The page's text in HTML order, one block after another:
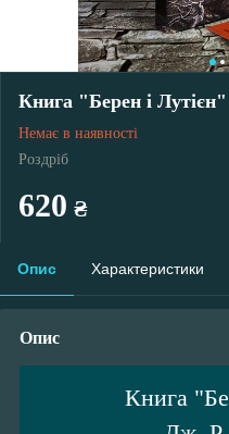
Книга "Берен і
Немає в наявності
Роздріб
620 ₴
Опис Характеристики
Опис
Книга